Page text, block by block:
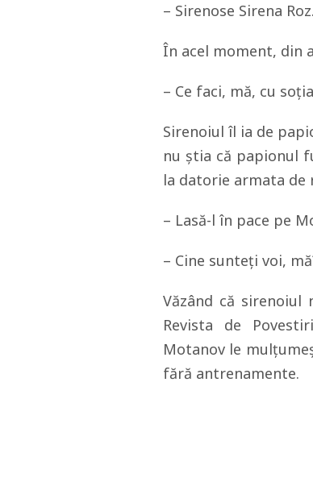
– Sirenose Sirena Roz.
În acel moment, din
– Ce faci, mă, cu
Sirenoiul îl ia de
nu ştia că papionul
la datorie armata de
– Lasă-l în pace pe
– Cine sunteţi voi,
Văzând că
Revista de
Motanov le
fără antrenamente.